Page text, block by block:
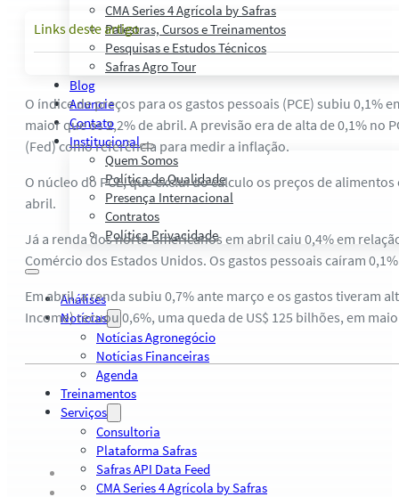
CMA Series 4 Agrícola by Safras
Palestras, Cursos e Treinamentos
Pesquisas e Estudos Técnicos
Safras Agro Tour
Blog
Anuncie
Contato
Institucional
Quem Somos
Política de Qualidade
Presença Internacional
Contratos
Política Privacidade
Análises
Notícias
Notícias Agronegócio
Notícias Financeiras
Agenda
Treinamentos
Serviços
Consultoria
Plataforma Safras
Safras API Data Feed
CMA Series 4 Agrícola by Safras
Links deste artigo
O índice de preços para os gastos pessoais (PCE) subiu
maior que os 2,2% de abril. A previsão era de alta de 0,1% no
(Fed) como referência para medir a inflação.
O núcleo do PCE, que exclui do cálculo os preços de
abril.
Já a renda dos norte-americanos em abril caiu 0,4% em
Comércio dos Estados Unidos. Os gastos pessoais caíram
Em abril, a renda subiu 0,7% ante março e os gastos tiveram
Income) recuou 0,6%, uma queda de US$ 125 bilhões, em